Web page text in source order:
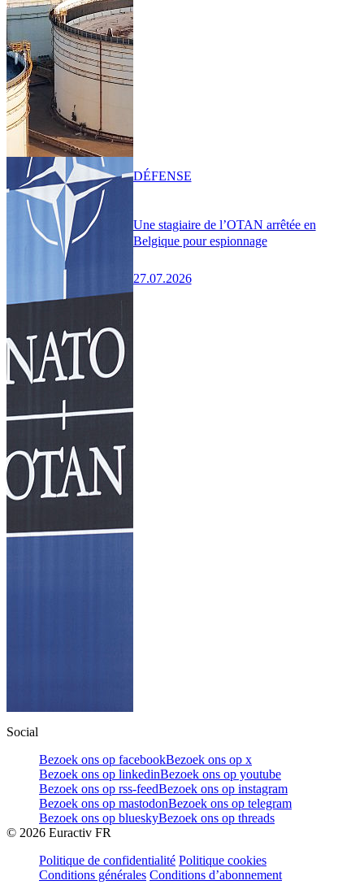
Une stagiaire de l’OTAN arrêtée en
Belgique pour espionnage
27.07.2026
DÉFENSE
Social
Bezoek ons op facebookBezoek ons op x
Bezoek ons op linkedinBezoek ons op youtube
Bezoek ons op rss-feedBezoek ons op instagram
Bezoek ons op mastodonBezoek ons op telegram
Bezoek ons op blueskyBezoek ons op threads
© 2026 Euractiv FR
Politique de confidentialité Politique cookies
Conditions générales Conditions d’abonnement